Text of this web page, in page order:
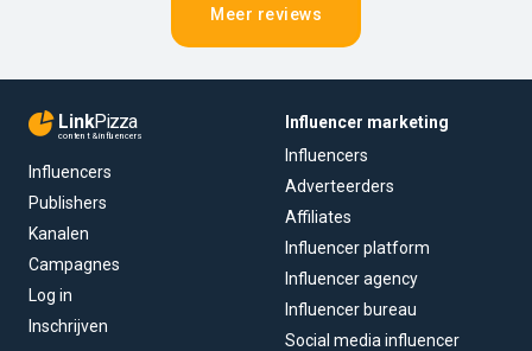
Meer reviews
LinkPizza
content & influencers
Influencers
Publishers
Kanalen
Campagnes
Log in
Inschrijven
Influencer marketing
Influencers
Adverteerders
Affiliates
Influencer platform
Influencer agency
Influencer bureau
Social media influencer